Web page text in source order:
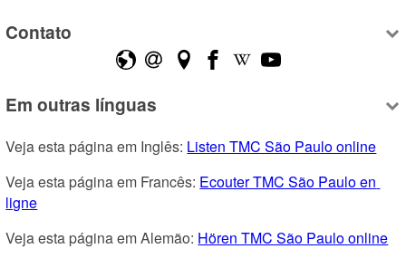
Contato
Em outras línguas
Veja esta página em Inglês: Listen TMC São Paulo online
Veja esta página em Francês: Ecouter TMC São Paulo en
ligne
Veja esta página em Alemão: Hören TMC São Paulo online